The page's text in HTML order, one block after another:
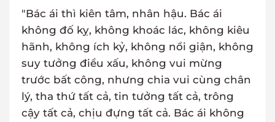
"Bác ái thì kiên tâm, nhân hậu. Bác ái
không đố kỵ, không khoác lác, không kiêu
hãnh, không ích kỷ, không nổi giận, không
suy tưởng điều xấu, không vui mừng
trước bất công, nhưng chia vui cùng chân
lý, tha thứ tất cả, tin tưởng tất cả, trông
cậy tất cả, chịu đựng tất cả. Bác ái không